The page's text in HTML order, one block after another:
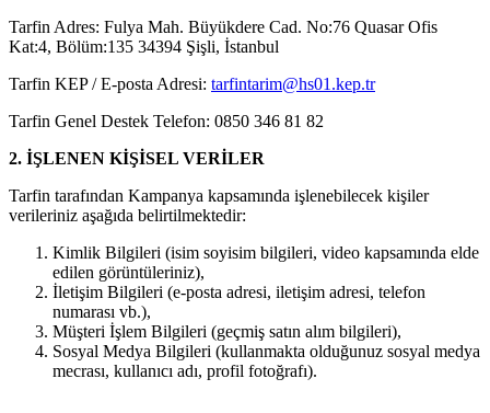
Tarfin Adres: Fulya Mah. Büyükdere Cad. No:76 Quasar Ofis
Kat:4, Bölüm:135 34394 Şişli, İstanbul
Tarfin KEP / E-posta Adresi: tarfintarim@hs01.kep.tr
Tarfin Genel Destek Telefon: 0850 346 81 82
2. İŞLENEN KİŞİSEL VERİLER
Tarfin tarafından Kampanya kapsamında işlenebilecek kişiler
verileriniz aşağıda belirtilmektedir:
Kimlik Bilgileri (isim soyisim bilgileri, video kapsamında elde
edilen görüntüleriniz),
İletişim Bilgileri (e-posta adresi, iletişim adresi, telefon
numarası vb.),
Müşteri İşlem Bilgileri (geçmiş satın alım bilgileri),
Sosyal Medya Bilgileri (kullanmakta olduğunuz sosyal medya
mecrası, kullanıcı adı, profil fotoğrafı).